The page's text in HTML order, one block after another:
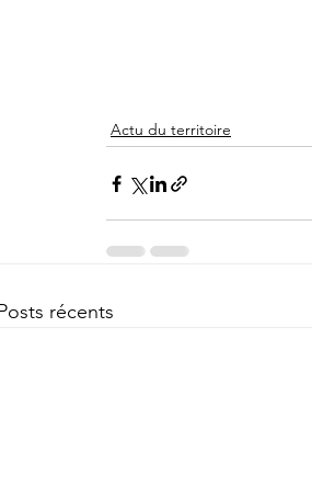
Actu du territoire
récents